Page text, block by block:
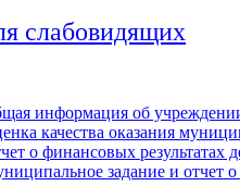
слабовидящих
информация об
качества оказания
о финансовых результатах
задание и отчет